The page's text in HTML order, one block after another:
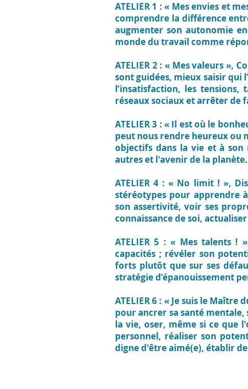
ATELIER 1 : « Mes envies et
comprendre la différence
augmenter son autonomie
monde du travail comme
ATELIER 2 : « Mes valeurs »,
sont guidées, mieux saisir qui
l’insatisfaction, les
réseaux sociaux et arrêter de
ATELIER 3 : « Il est où le
peut nous rendre heureux ou
objectifs dans la vie et à
autres et l'avenir de la planète.
ATELIER 4 : « No limit ! »,
stéréotypes pour apprendre
son assertivité, voir ses
connaissance de soi,
ATELIER 5 : « Mes talents !
capacités ; révéler son
forts plutôt que sur ses
stratégie d’épanouissement
ATELIER 6 : « Je suis le Maître
pour ancrer sa santé mentale,
la vie, oser, même si ce que
personnel, réaliser son
digne d'être aimé(e), établir